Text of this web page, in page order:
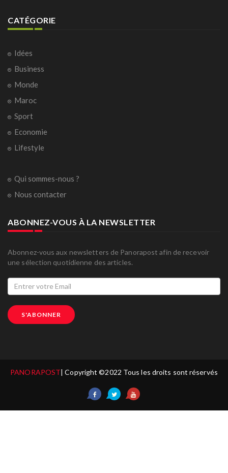
CATÉGORIE
Idées
Business
Monde
Maroc
Sport
Economie
Lifestyle
Qui sommes-nous ?
Nous contacter
ABONNEZ-VOUS À LA NEWSLETTER
Abonnez-vous aux newsletters de Panorapost afin de recevoir
une sélection quotidienne des articles.
S'ABONNER
PANORAPOST| Copyright ©2022 Tous les droits sont réservés